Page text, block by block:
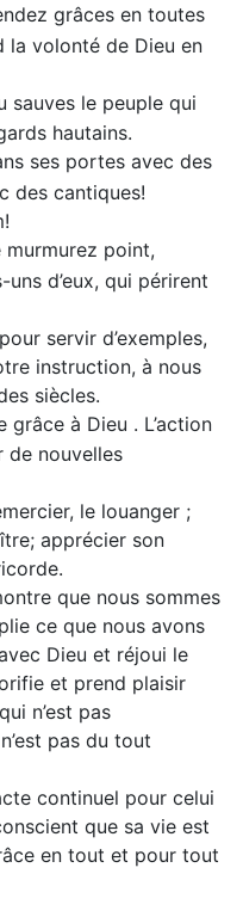
grâces en toutes
la volonté de Dieu en
sauves le peuple qui
hautains.
ses portes avec des
des cantiques!
murmurez point,
d’eux, qui périrent
servir d’exemples,
instruction, à nous
siècles.
à Dieu . L’action
de nouvelles
le louanger ;
apprécier son
que nous sommes
ce que nous avons
Dieu et réjoui le
et prend plaisir
n’est pas
pas du tout
continuel pour celui
que sa vie est
en tout et pour tout